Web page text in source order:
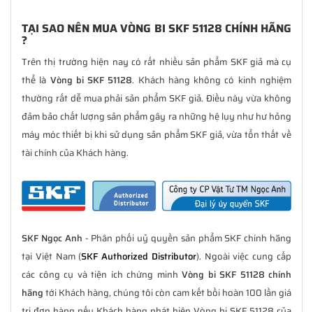
TẠI SAO NÊN MUA VÒNG BI SKF 51128 CHÍNH HÃNG
?
Trên thị trường hiện nay có rất nhiều sản phẩm SKF giả mà cụ
thể là Vòng bi SKF 51128. Khách hàng không có kinh nghiệm
thường rất dễ mua phải sản phẩm SKF giả. Điều này vừa không
đảm bảo chất lượng sản phẩm gây ra những hệ lụy như hư hỏng
máy móc thiết bị khi sử dụng sản phẩm SKF giả, vừa tổn thất về
tài chính của Khách hàng.
SKF Ngọc Anh - Phân phối uỷ quyền sản phẩm SKF chính hãng
tại Việt Nam (SKF Authorized Distributor). Ngoài việc cung cấp
các công cụ và tiện ích chứng minh Vòng bi SKF 51128 chính
hãngtới Khách hàng, chúng tôi còn cam kết bồi hoàn 100 lần giá